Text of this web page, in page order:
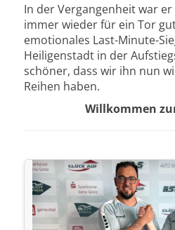
In der Vergangenheit war
immer wieder für ein Tor
emotionales Last-Minute-
Heiligenstadt in der
schöner, dass wir ihn nun
Reihen haben.
Willkommen